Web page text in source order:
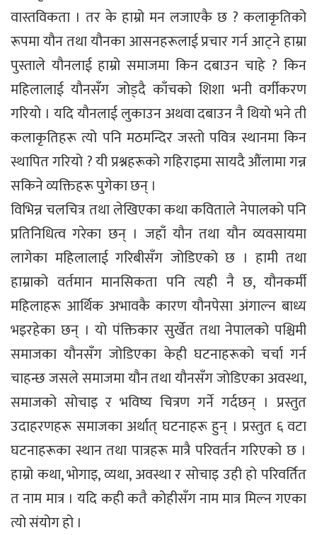
वास्तविकता । तर के हाम्रो मन लजाएकै छ ? कलाकृतिको
रूपमा यौन तथा यौनका आसनहरूलाई प्रचार गर्न आट्ने हाम्रा
पुस्ताले यौनलाई हाम्रो समाजमा किन दबाउन चाहे ? किन
महिलालाई यौनसँग जोड्दै काँचको शिशा भनी वर्गीकरण
गरियो । यदि यौनलाई लुकाउन अथवा दबाउन नै थियो भने ती
कलाकृतिहरू त्यो पनि मठमन्दिर जस्तो पवित्र स्थानमा किन
स्थापित गरियो ? यी प्रश्नहरूको गहिराइमा सायदै औंलामा गन्न
सकिने व्यक्तिहरू पुगेका छन् ।
विभिन्न चलचित्र तथा लेखिएका कथा कविताले नेपालको पनि
प्रतिनिधित्व गरेका छन् । जहाँ यौन तथा यौन व्यवसायमा
लागेका महिलालाई गरिबीसँग जोडिएको छ । हामी तथा
हाम्राको वर्तमान मानसिकता पनि त्यही नै छ, यौनकर्मी
महिलाहरू आर्थिक अभावकै कारण यौनपेसा अंगाल्न बाध्य
भइरहेका छन् । यो पंक्तिकार सुर्खेत तथा नेपालको पश्चिमी
समाजका यौनसँग जोडिएका केही घटनाहरूको चर्चा गर्न
चाहन्छ जसले समाजमा यौन तथा यौनसँग जोडिएका अवस्था,
समाजको सोचाइ र भविष्य चित्रण गर्ने गर्दछन् । प्रस्तुत
उदाहरणहरू समाजका अर्थात् घटनाहरू हुन् । प्रस्तुत ६ वटा
घटनाहरूका स्थान तथा पात्रहरू मात्रै परिवर्तन गरिएको छ ।
हाम्रो कथा, भोगाइ, व्यथा, अवस्था र सोचाइ उही हो परिवर्तित
त नाम मात्र । यदि कही कतै कोहीसँग नाम मात्र मिल्न गएका
त्यो संयोग हो ।